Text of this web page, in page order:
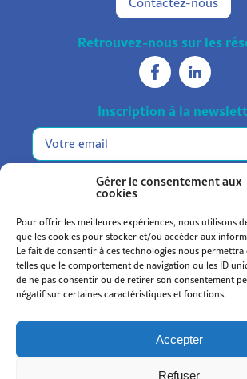
Gérer le consentement aux
cookies
Pour offrir les meilleures expériences, nous utilisons
que les cookies pour stocker et/ou accéder aux
Le fait de consentir à ces technologies nous
telles que le comportement de navigation ou les ID
de ne pas consentir ou de retirer son consentement
négatif sur certaines caractéristiques et fonctions.
Accepter
Refuser
Retrouvez-nous sur les
Inscription à la
E-
mail
m'inscrire
Statuts et règlement
Politique de confidentialité
Politique de cookies (UE)